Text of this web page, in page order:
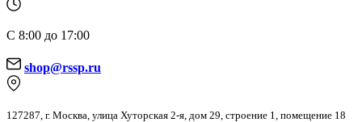
С 8:00 до 17:00
shop@rssp.ru
127287, г. Москва, улица Хуторская 2-я, дом 29, строение 1, помещение 18